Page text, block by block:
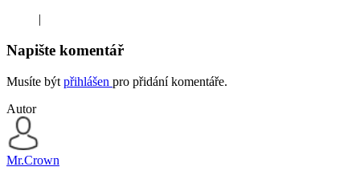
|
Napište komentář
Musíte být přihlášen pro přidání komentáře.
Autor
Mr.Crown